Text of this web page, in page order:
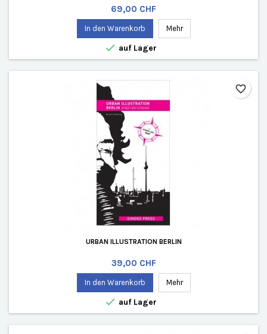
Preis
69,00 CHF
In den Warenkorb Mehr
 auf Lager
URBAN ILLUSTRATION BERLIN
Preis
39,00 CHF
In den Warenkorb Mehr
 auf Lager
favorite_border